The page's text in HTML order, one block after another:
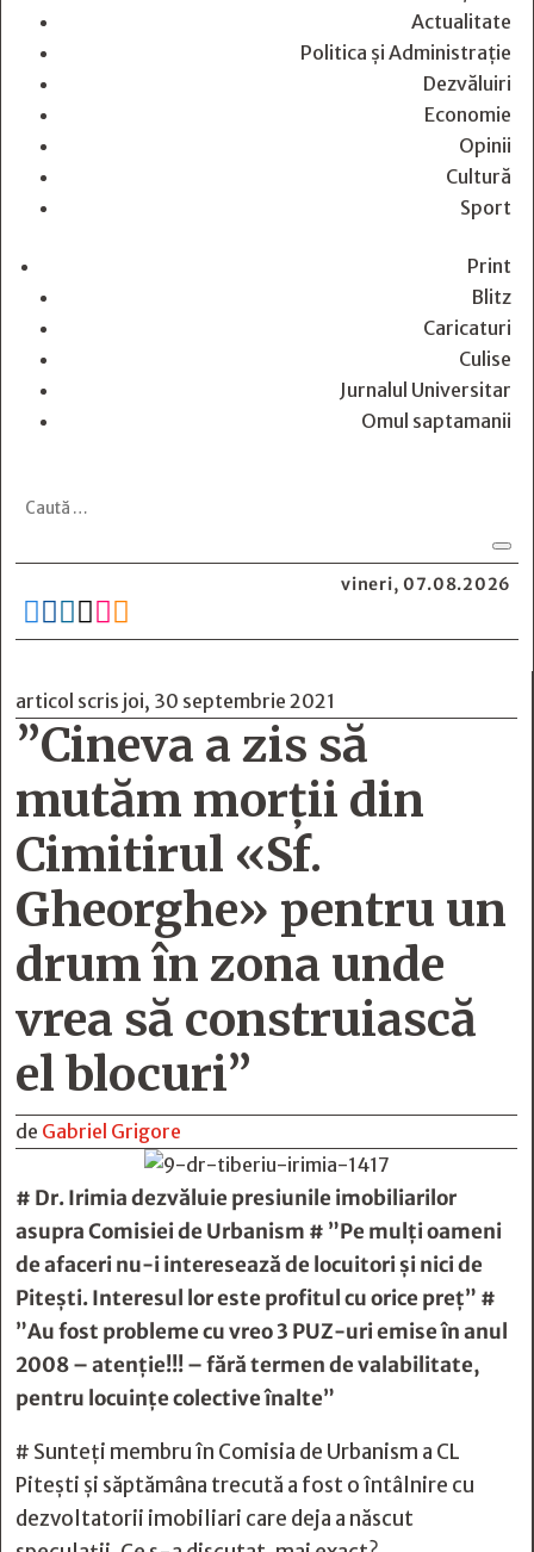
Actualitate
Politica și Administrație
Dezvăluiri
Economie
Opinii
Cultură
Sport
Print
Blitz
Caricaturi
Culise
Jurnalul Universitar
Omul saptamanii
vineri, 07.08.2026
     
articol scris joi, 30 septembrie 2021
”Cineva a zis să
mutăm morţii din
Cimitirul «Sf.
Gheorghe» pentru un
drum în zona unde
vrea să construiască
el blocuri”
de Gabriel Grigore
# Dr. Irimia dezvăluie presiunile imobiliarilor
asupra Comisiei de Urbanism # ”Pe mulți oameni
de afaceri nu-i interesează de locuitori și nici de
Pitești. Interesul lor este profitul cu orice preț” #
”Au fost probleme cu vreo 3 PUZ-uri emise în anul
2008 – atenție!!! – fără termen de valabilitate,
pentru locuințe colective înalte”
# Sunteți membru în Comisia de Urbanism a CL
Pitești și săptămâna trecută a fost o întâlnire cu
dezvoltatorii imobiliari care deja a născut